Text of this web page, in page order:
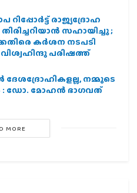
റിപ്പോർട്ട് രാജ്യദ്രോഹ
സഹായിച്ചു ;
കർശന നടപടി
പരിഷത്ത്
നമ്മുടെ
: ഡോ. മോഹന്‍ ഭാഗവത്
MORE